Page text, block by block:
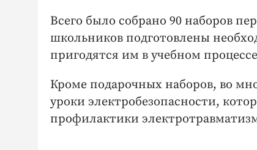
Всего было собрано 90 наборов
школьников подготовлены
пригодятся им в учебном
Кроме подарочных наборов, во
уроки электробезопасности,
профилактики